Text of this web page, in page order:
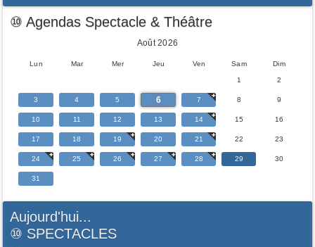
⑩ Agendas Spectacle & Théâtre
Août 2026
Lun Mar Mer Jeu Ven Sam Dim
1 2
3 4 5 6 7 8 9
10 11 12 13 14 15 16
17 18 19 20 21 22 23
24 25 26 27 28 29 30
31
Aujourd'hui...
⑩ SPECTACLES